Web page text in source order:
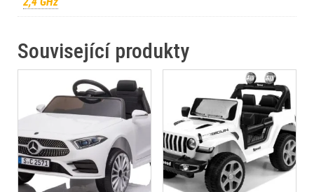
Související produkty